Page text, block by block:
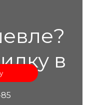
в